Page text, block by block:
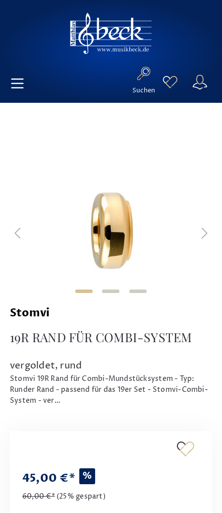
Suchen
Stomvi
19R RAND FÜR COMBI-SYSTEM
vergoldet, rund
Stomvi 19R Rand für Combi-Mundstücksystem - Typ:
Runder Rand - passend für das 19er Set - Stomvi-Combi-
System - ver…
45,00 €* %
60,00 €* (25% gespart)